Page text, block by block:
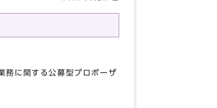
に関する公募型プロポーザ